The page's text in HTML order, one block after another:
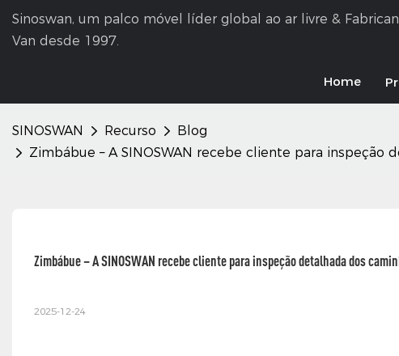
Sinoswan, um palco móvel líder global ao ar livre &
Van desde 1997.
Home
SINOSWAN Recurso
Blog
Zimbábue – A SINOSWAN recebe cliente para inspeção
Zimbábue – A SINOSWAN recebe cliente para inspeção detalhada dos
2025-12-24